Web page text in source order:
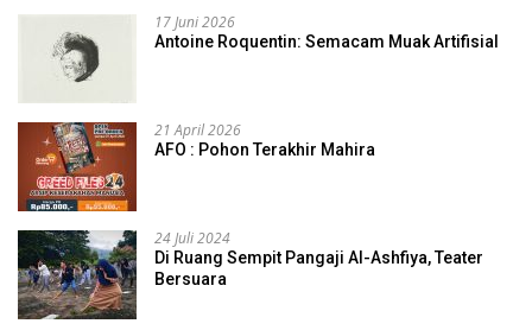
17 Juni 2026
Antoine Roquentin: Semacam Muak Artifisial
21 April 2026
AFO : Pohon Terakhir Mahira
24 Juli 2024
Di Ruang Sempit Pangaji Al-Ashfiya, Teater
Bersuara